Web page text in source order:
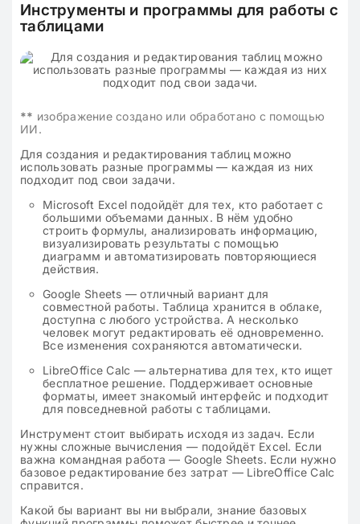
Инструменты и программы для работы с
таблицами
** изображение создано или обработано с помощью
ИИ.
Для создания и редактирования таблиц можно
использовать разные программы — каждая из них
подходит под свои задачи.
Microsoft Excel подойдёт для тех, кто работает с
большими объемами данных. В нём удобно
строить формулы, анализировать информацию,
визуализировать результаты с помощью
диаграмм и автоматизировать повторяющиеся
действия.
Google Sheets — отличный вариант для
совместной работы. Таблица хранится в облаке,
доступна с любого устройства. А несколько
человек могут редактировать её одновременно.
Все изменения сохраняются автоматически.
LibreOffice Calc — альтернатива для тех, кто ищет
бесплатное решение. Поддерживает основные
форматы, имеет знакомый интерфейс и подходит
для повседневной работы с таблицами.
Инструмент стоит выбирать исходя из задач. Если
нужны сложные вычисления — подойдёт Excel. Если
важна командная работа — Google Sheets. Если нужно
базовое редактирование без затрат — LibreOffice Calc
справится.
Какой бы вариант вы ни выбрали, знание базовых